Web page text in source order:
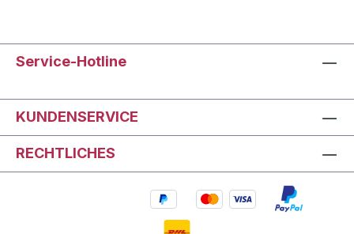
Service-Hotline
KUNDENSERVICE
RECHTLICHES